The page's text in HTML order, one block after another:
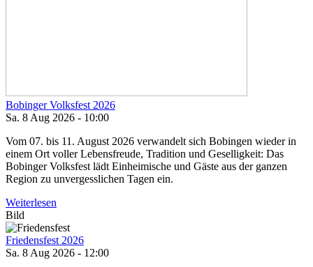
Bobinger Volksfest 2026
Sa. 8 Aug 2026 - 10:00
Vom 07. bis 11. August 2026 verwandelt sich Bobingen wieder in
einem Ort voller Lebensfreude, Tradition und Geselligkeit: Das
Bobinger Volksfest lädt Einheimische und Gäste aus der ganzen
Region zu unvergesslichen Tagen ein.
Weiterlesen
Bild
Friedensfest 2026
Sa. 8 Aug 2026 - 12:00